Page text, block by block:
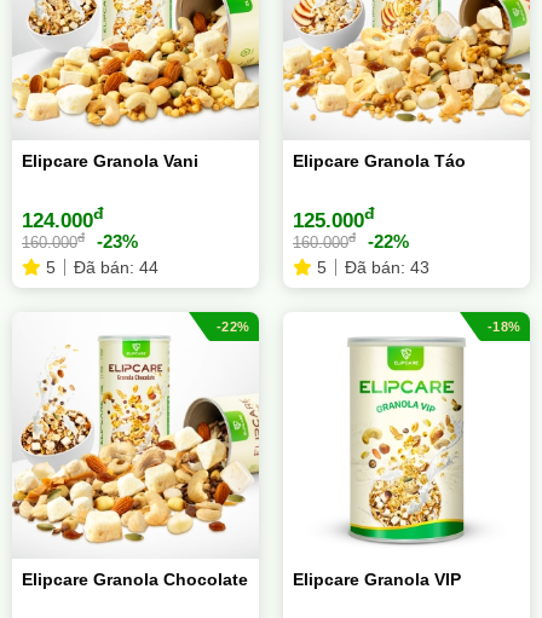
Elipcare Granola Vani
124.000đ
160.000đ -23%
5 Đã bán: 44
Elipcare Granola Táo
125.000đ
160.000đ -22%
5 Đã bán: 43
-22%
Elipcare Granola Chocolate
-18%
Elipcare Granola VIP